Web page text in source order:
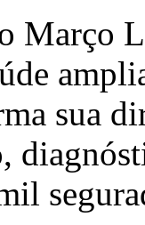
Março
sua